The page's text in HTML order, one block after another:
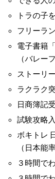
トラの子
フリーラ
電子書籍
（バレー
ストーリ
ラクラク
日商簿記
試験攻略
ボキトレ
（日本能
３時間で